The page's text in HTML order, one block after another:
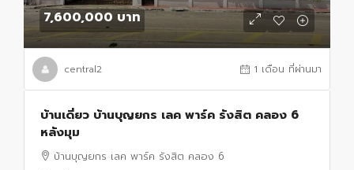
7,600,000 บาท
central2 1 เดือน ที่ผ่านมา
บ้านเดี่ยว บ้านบุญยกร เลค พาร์ค รังสิต คลอง 6
หลังมุม
บ้านบุญยกร เลค พาร์ค รังสิต คลอง 6